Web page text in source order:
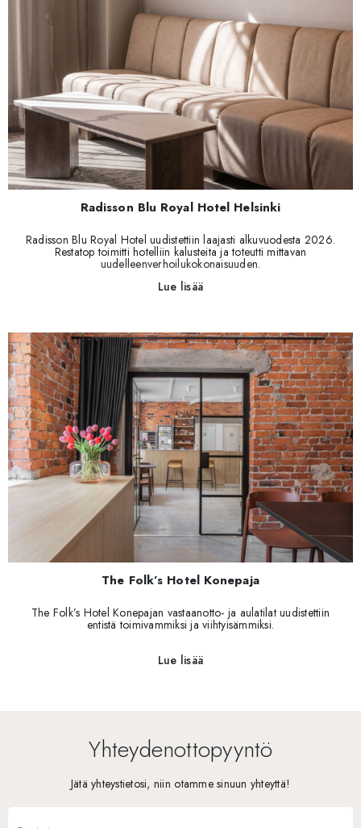
Radisson Blu Royal Hotel Helsinki
Radisson Blu Royal Hotel uudistettiin laajasti alkuvuodesta 2026.
Restatop toimitti hotelliin kalusteita ja toteutti mittavan
uudelleenverhoilukokonaisuuden.
Lue lisää
The Folk’s Hotel Konepaja
The Folk’s Hotel Konepajan vastaanotto- ja aulatilat uudistettiin
entistä toimivammiksi ja viihtyisämmiksi.
Lue lisää
Yhteydenottopyyntö
Jätä yhteystietosi, niin otamme sinuun yhteyttä!